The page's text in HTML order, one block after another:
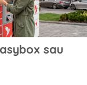
sau